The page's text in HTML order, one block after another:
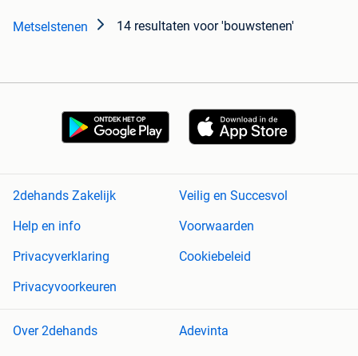
Metselstenen 14 resultaten voor 'bouwstenen'
2dehands Zakelijk
Veilig en Succesvol
Help en info
Voorwaarden
Privacyverklaring
Cookiebeleid
Privacyvoorkeuren
Over 2dehands
Adevinta